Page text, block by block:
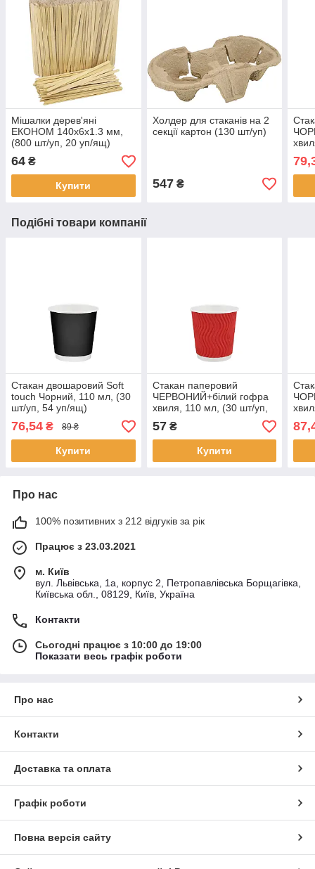
Мішалки дерев'яні
ЕКОНОМ 140х6х1.3 мм,
(800 шт/уп, 20 уп/ящ)
64 ₴
Купити
Холдер для стаканів на 2
секції картон (130 шт/уп)
547₴
24
Подібні товари компанії
Стакан двошаровий Soft
touch Чорний, 110 мл, (30
шт/уп, 54 уп/ящ)
76,54 ₴ 89 ₴
Купити
Стакан паперовий
ЧЕРВОНИЙ+білий гофра
хвиля, 110 мл, (30 шт/уп,
57₴
Купити
Про нас
100% позитивних з 212 відгуків за рік
Працює з 23.03.2021
м. Київ
вул. Львівська, 1а, корпус 2, Петропавлівська Борщагівка,
Київська обл., 08129, Київ, Україна
Контакти
Сьогодні працює з 10:00 до 19:00
Показати весь графік роботи
Про нас
Контакти
Доставка та оплата
Графік роботи
Повна версія сайту